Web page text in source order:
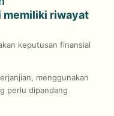
memiliki riwayat
keputusan finansial
menggunakan
perlu dipandang